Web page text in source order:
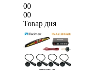
00
00
Товар дня